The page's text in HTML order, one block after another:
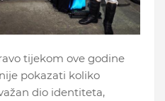
tijekom ove godine
pokazati koliko
dio identiteta,